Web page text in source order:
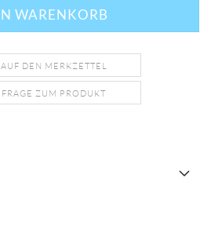
AUF DEN MERKZETTEL
FRAGE ZUM PRODUKT